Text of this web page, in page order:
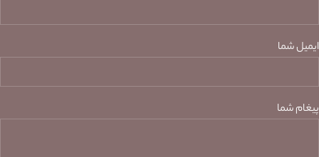
ایمیل شما
پیغام شما